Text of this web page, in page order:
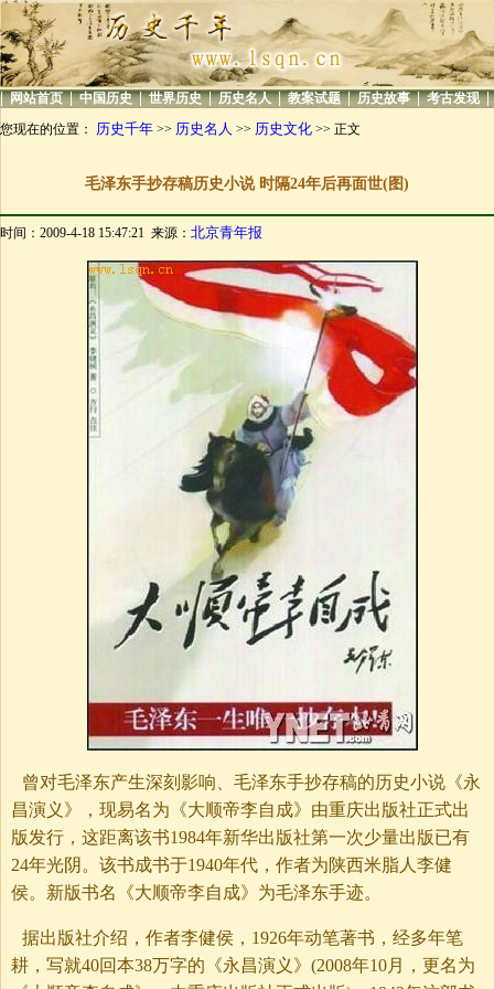
| 网站首页 | 中国历史 | 世界历史 | 历史名人 | 教案试题 | 历史故事 | 考古发现 |
您现在的位置： 历史千年 >> 历史名人 >> 历史文化 >> 正文
毛泽东手抄存稿历史小说 时隔24年后再面世(图)
时间：2009-4-18 15:47:21 来源： 北京青年报
曾对毛泽东产生深刻影响、毛泽东手抄存稿的历史小说《永
昌演义》，现易名为《大顺帝李自成》由重庆出版社正式出
版发行，这距离该书1984年新华出版社第一次少量出版已有
24年光阴。该书成书于1940年代，作者为陕西米脂人李健
侯。新版书名《大顺帝李自成》为毛泽东手迹。
据出版社介绍，作者李健侯，1926年动笔著书，经多年笔
耕，写就40回本38万字的《永昌演义》(2008年10月，更名为